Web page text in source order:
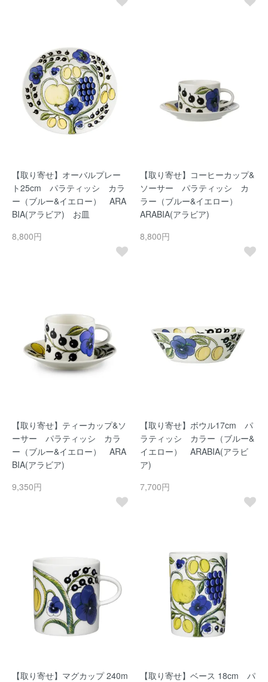
【取り寄せ】オーバルプレー
ト25cm パラティッシ カラ
ー（ブルー&イエロー） ARA
BIA(アラビア) お皿
8,800円
【取り寄せ】コーヒーカップ&
ソーサー パラティッシ カ
ラー（ブルー&イエロー）
ARABIA(アラビア)
8,800円
【取り寄せ】ティーカップ&ソ
ーサー パラティッシ カラ
ー（ブルー&イエロー） ARA
BIA(アラビア)
9,350円
【取り寄せ】ボウル17cm パ
ラティッシ カラー（ブルー&
イエロー） ARABIA(アラビ
ア)
7,700円
【取り寄せ】マグカップ 240m
【取り寄せ】ベース 18cm パ